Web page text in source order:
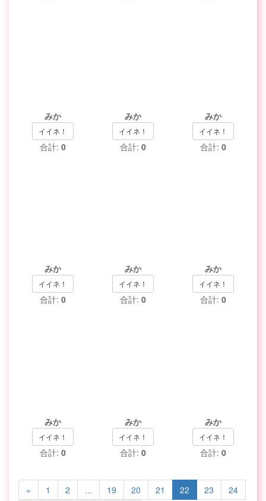
みか
イイネ！
合計: 0
みか
イイネ！
合計: 0
みか
イイネ！
合計:0
みか
イイネ！
合計: 0
みか
イイネ！
合計: 0
みか
イイネ！
合計:0
みか
イイネ！
合計: 0
みか
イイネ！
合計: 0
みか
イイネ！
合計:0
« 1 2 ... 19 20 21 22 23 24